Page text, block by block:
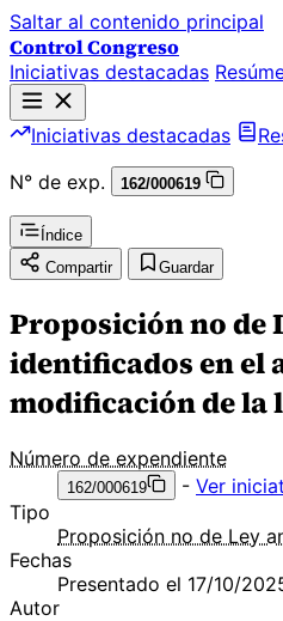
Saltar al contenido principal
Control Congreso
Iniciativas destacadas
Iniciativas destacadas
N° de exp.
162/000619
Índice
Compartir
Guardar
Proposición no de
identificados en el
modificación de la
Número de expendiente
162/000619 - Ver
Tipo
Proposición no de Ley
Fechas
Presentado el 17/10/
Autor